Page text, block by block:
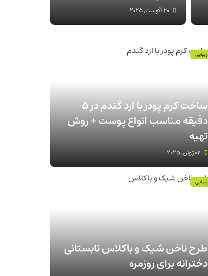
20 آگوست, 2025
ساخت کرم پودر با ارد گندم در ۵
دقیقه مناسب انواع پوست‌ + روش
تهیه
زیبایی
طرح ناخن شیک و باکلاس تابستانی
دخترانه برای روزمره
زیبایی